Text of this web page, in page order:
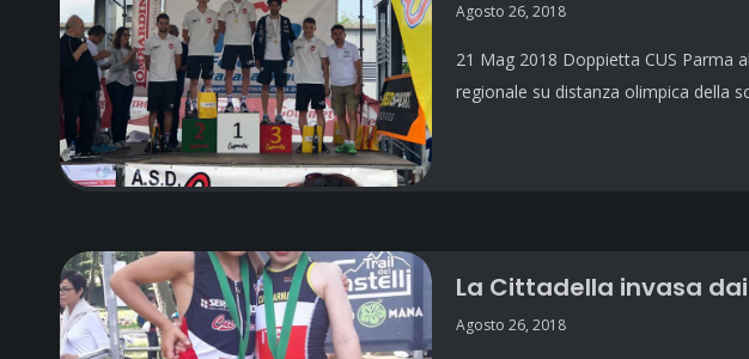
Agosto 26, 2018
21 Mag 2018 Doppietta CUS Parma
regionale su distanza olimpica della
La Cittadella invasa
Agosto 26, 2018